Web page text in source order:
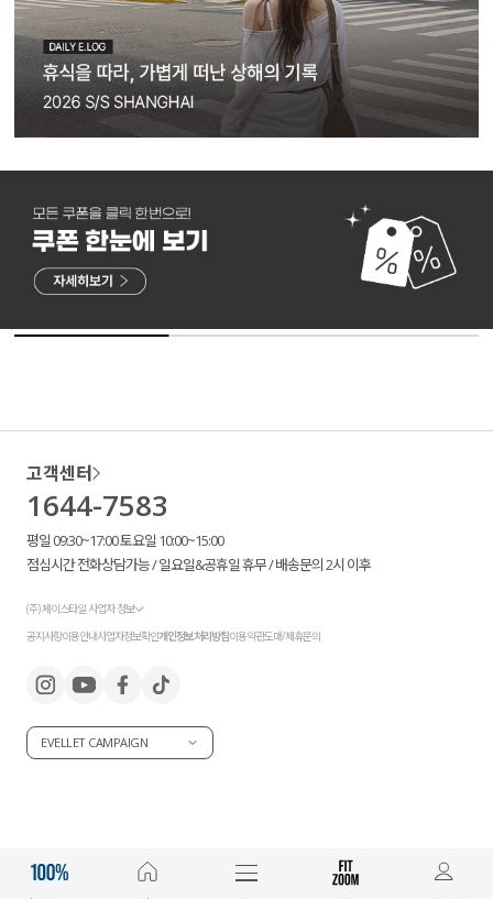
고객센터
1644-7583
평일 09:30~17:00 토요일 10:00~15:00
점심시간 전화상담가능 / 일요일&공휴일 휴무 / 배송문의 2시 이후
(주) 제이스타일 사업자 정보
공지사항이용안내사업자정보확인개인정보처리방침이용약관도매/제휴문의
EVELLET CAMPAIGN